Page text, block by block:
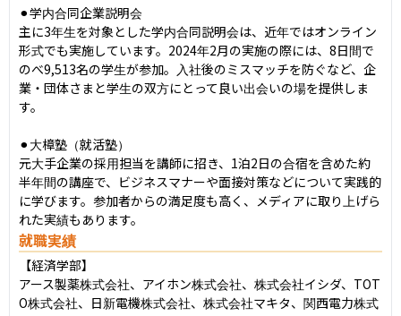
⚫︎学内合同企業説明会
主に3年生を対象とした学内合同説明会は、近年ではオンライン
形式でも実施しています。2024年2月の実施の際には、8日間で
のべ9,513名の学生が参加。入社後のミスマッチを防ぐなど、企
業・団体さまと学生の双方にとって良い出会いの場を提供しま
す。
⚫︎大樟塾（就活塾）
元大手企業の採用担当を講師に招き、1泊2日の合宿を含めた約
半年間の講座で、ビジネスマナーや面接対策などについて実践的
に学びます。参加者からの満足度も高く、メディアに取り上げら
れた実績もあります。
就職実績
【経済学部】
アース製薬株式会社、アイホン株式会社、株式会社イシダ、TOT
O株式会社、日新電機株式会社、株式会社マキタ、関西電力株式